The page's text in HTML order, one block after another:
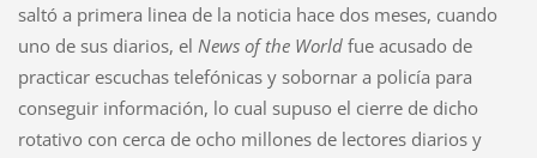
saltó a primera linea de la noticia hace dos meses, cuando
uno de sus diarios, el News of the Worldfue acusado de
practicar escuchas telefónicas y sobornar a policía para
conseguir información, lo cual supuso el cierre de dicho
rotativo con cerca de ocho millones de lectores diarios y